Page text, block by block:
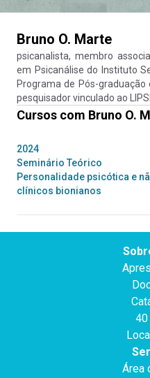
Bruno O. Marte
psicanalista, membro
em Psicanálise do Instituto
Programa de Pós-graduação
pesquisador vinculado ao
Cursos com Bruno O.
2024
Seminário Teórico
Personalidade psicótica e
clínicos bionianos
40
Área